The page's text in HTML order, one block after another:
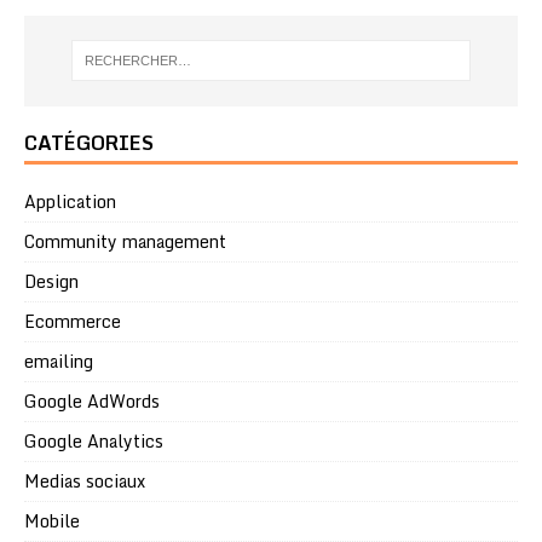
CATÉGORIES
Application
Community management
Design
Ecommerce
emailing
Google AdWords
Google Analytics
Medias sociaux
Mobile